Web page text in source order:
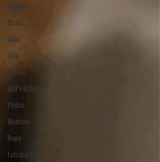
iRobot
Shark
Zaco
Lilin
Kabum
ROPVACNIC
Philco
Neatsvor
Ropo
Extratoras